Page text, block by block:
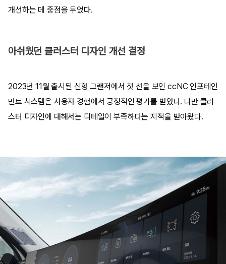
개선하는 데 중점을 두었다.
아쉬웠던 클러스터 디자인 개선 결정
2023년 11월 출시된 신형 그랜저에서 첫 선을 보인 ccNC 인포테인
먼트 시스템은 사용자 경험에서 긍정적인 평가를 받았다. 다만 클러
스터 디자인에 대해서는 디테일이 부족하다는 지적을 받아왔다.